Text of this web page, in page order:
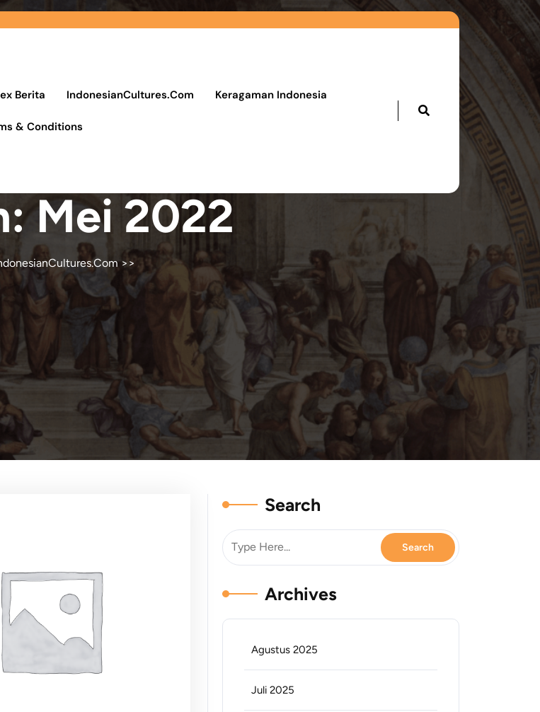
Berita IndonesianCultures.Com Keragaman Indonesia
& Conditions
Mei 2022
>>
Search
Archives
Agustus 2025
Juli 2025